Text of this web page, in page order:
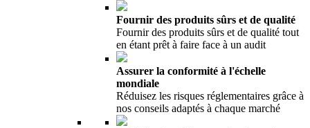
Fournir des produits sûrs et de qualité
Fournir des produits sûrs et de qualité tout
en étant prêt à faire face à un audit
Assurer la conformité à l'échelle
mondiale
Réduisez les risques réglementaires grâce à
nos conseils adaptés à chaque marché